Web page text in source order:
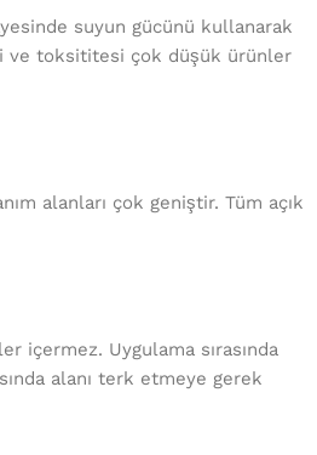
suyun gücünü kullanarak
ve toksititesi çok düşük ürünler
alanları çok geniştir. Tüm açık
içermez. Uygulama sırasında
alanı terk etmeye gerek